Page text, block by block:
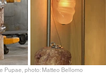
Pupae, photo: Matteo Bellomo